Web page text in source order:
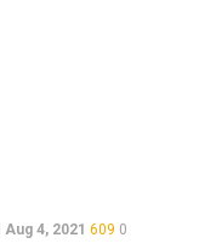
Aug 4, 2021 609 0